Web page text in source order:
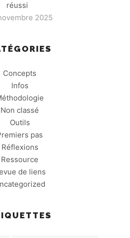
réussi
2025
Concepts
Infos
Non classé
Outils
pas
Réflexions
Ressource
de liens